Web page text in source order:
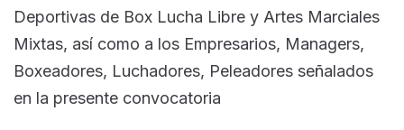
Deportivas de Box Lucha Libre y Artes Marciales
Mixtas, así como a los Empresarios, Managers,
Boxeadores, Luchadores, Peleadores señalados
en la presente convocatoria